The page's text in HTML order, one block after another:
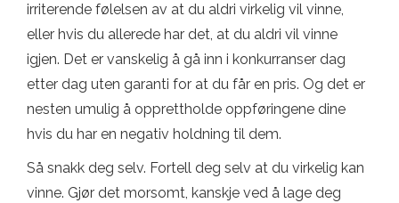
irriterende følelsen av at du aldri virkelig vil vinne,
eller hvis du allerede har det, at du aldri vil vinne
igjen. Det er vanskelig å gå inn i konkurranser dag
etter dag uten garanti for at du får en pris. Og det er
nesten umulig å opprettholde oppføringene dine
hvis du har en negativ holdning til dem.
Så snakk deg selv. Fortell deg selv at du virkelig kan
vinne. Gjør det morsomt, kanskje ved å lage deg